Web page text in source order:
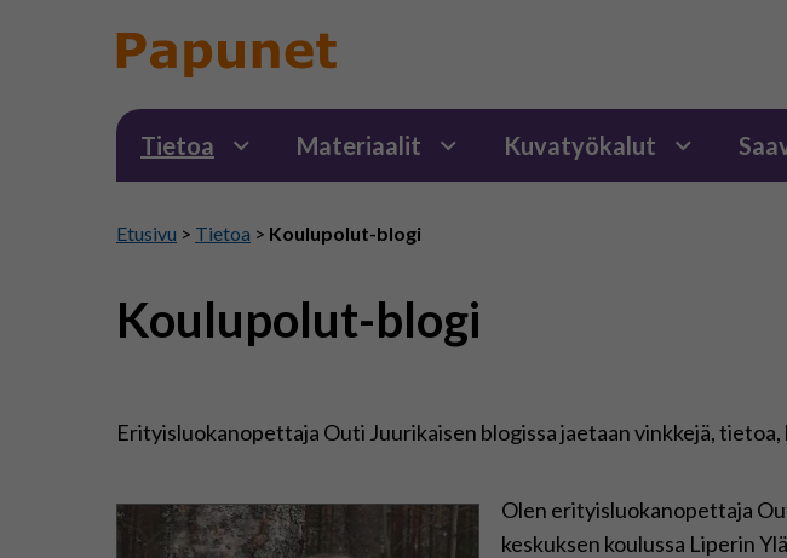
Tietoa Materiaalit Kuvatyökalut
Etusivu > Tietoa > Koulupolut-blogi
Koulupolut-blogi
Erityisluokanopettaja Outi Juurikaisen blogissa jaetaan vinkkejä, tietoa,
Olen erityisluokanopettaja
keskuksen koulussa Liperin